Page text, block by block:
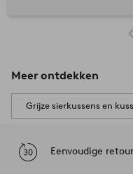
Meer ontdekken
Grijze sierkussens en
Eenvoudige retour